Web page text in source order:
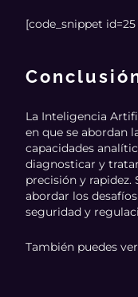
[code_snippet
La Inteligencia
en que se abordan
capacidades
diagnosticar y
precisión y
abordar los
seguridad y
También puedes